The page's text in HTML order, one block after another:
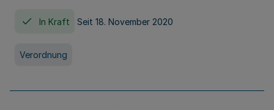
In Kraft Seit 18. November 2020
Verordnung